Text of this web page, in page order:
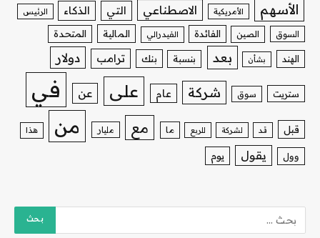
الأسهم الأمريكية الاصطناعي التي الذكاء الرئيس
السوق الصين الفائدة الفيدرالي المالية المتحدة
الهند بشأن بعد بنسبة بنك ترامب دولار
ستريت سوق شركة عام على عن في
قبل قد لشركة للربع ما مع مليار من هذا
وول يقول يوم